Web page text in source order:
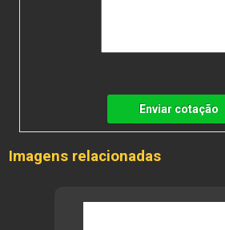
Enviar cotação
Imagens relacionadas